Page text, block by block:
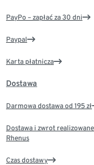
PayPo – zapłać za 30 dni
Paypal
Karta płatnicza
Dostawa
Darmowa dostawa od 195 zł
Dostawa i zwrot
Rhenus
Czas dostawy